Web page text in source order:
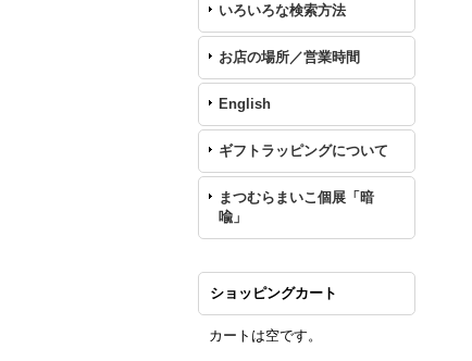
いろいろな検索方法
お店の場所／営業時間
English
ギフトラッピングについて
まつむらまいこ個展「暗
喩」
ショッピングカート
カートは空です。